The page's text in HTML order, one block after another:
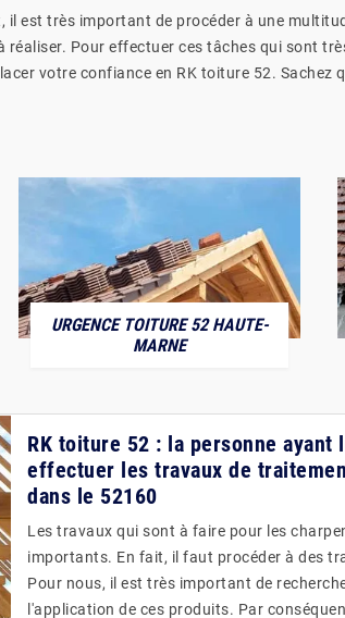
il est très important de procéder à une
Pour effectuer ces tâches qui sont
votre confiance en RK toiture 52. Sachez
URGENCE TOITURE 52 HAUTE-
MARNE
RK toiture 52 : la personne
effectuer les travaux de
dans le 52160
Les travaux qui sont à faire pour les
importants. En fait, il faut procéder à des
Pour nous, il est très important de
l'application de ces produits. Par